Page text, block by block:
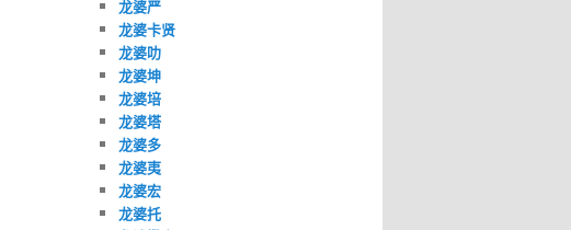
龙婆严
龙婆卡贤
龙婆叻
龙婆坤
龙婆培
龙婆塔
龙婆多
龙婆夷
龙婆宏
龙婆托